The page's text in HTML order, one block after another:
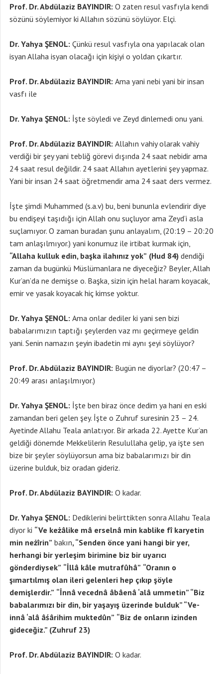
Prof. Dr. Abdülaziz BAYINDIR: O zaten resul vasfıyla kendi
sözünü söylemiyor ki Allahın sözünü söylüyor. Elçi.
Dr. Yahya ŞENOL: Çünkü resul vasfıyla ona yapılacak olan
isyan Allaha isyan olacağı için kişiyi o yoldan çıkartır.
Prof. Dr. Abdülaziz BAYINDIR: Ama yani nebi yani bir insan
vasfı ile
Dr. Yahya ŞENOL: İşte söyledi ve Zeyd dinlemedi onu yani.
Prof. Dr. Abdülaziz BAYINDIR: Allahın vahiy olarak vahiy
verdiği bir şey yani tebliğ görevi dışında 24 saat nebidir ama
24 saat resul değildir. 24 saat Allahın ayetlerini şey yapmaz.
Yani bir insan 24 saat öğretmendir ama 24 saat ders vermez.
İşte şimdi Muhammed (s.a.v) bu, beni bununla evlendirir diye
bu endişeyi taşıdığı için Allah onu suçluyor ama Zeyd’i asla
suçlamıyor. O zaman buradan şunu anlayalım, (20:19 – 20:20
tam anlaşılmıyor.) yani konumuz ile irtibat kurmak için,
“Allaha kulluk edin, başka ilahınız yok” (Hud 84) dendiği
zaman da bugünkü Müslümanlara ne diyeceğiz? Beyler, Allah
Kur’an’da ne demişse o. Başka, sizin için helal haram koyacak,
emir ve yasak koyacak hiç kimse yoktur.
Dr. Yahya ŞENOL: Ama onlar dediler ki yani sen bizi
babalarımızın taptığı şeylerden vaz mı geçirmeye geldin
yani. Senin namazın şeyin ibadetin mi aynı şeyi söylüyor?
Prof. Dr. Abdülaziz BAYINDIR: Bugün ne diyorlar? (20:47 –
20:49 arası anlaşılmıyor.)
Dr. Yahya ŞENOL: İşte ben biraz önce dedim ya hani en eski
zamandan beri gelen şey. İşte o Zuhruf suresinin 23 – 24.
Ayetinde Allahu Teala anlatıyor. Bir arkada 22. Ayette Kur’an
geldiği dönemde Mekkelilerin Resulullaha gelip, ya işte sen
bize bir şeyler söylüyorsun ama biz babalarımızı bir din
üzerine bulduk, biz oradan gideriz.
Prof. Dr. Abdülaziz BAYINDIR: O kadar.
Dr. Yahya ŞENOL: Dediklerini belirttikten sonra Allahu Teala
diyor ki “Ve keżâlike mâ erselnâ min kablike fî karyetin
min neżîrin” bakın, “Senden önce yani hangi bir yer,
herhangi bir yerleşim birimine biz bir uyarıcı
gönderdiysek” “İllâ kâle mutrafûhâ” “Oranın o
şımartılmış olan ileri gelenleri hep çıkıp şöyle
demişlerdir.” “İnnâ vecednâ âbâenâ ‘alâ ummetin” “Biz
babalarımızı bir din, bir yaşayış üzerinde bulduk” “Ve-
innâ ‘alâ âśârihim muktedûn” “Biz de onların izinden
gideceğiz.” (Zuhruf 23)
Prof. Dr. Abdülaziz BAYINDIR: O kadar.